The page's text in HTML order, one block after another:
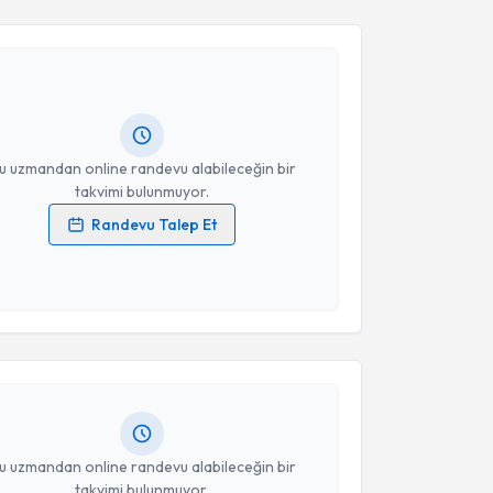
uzmandan online randevu alabileceğin bir
takvimi bulunmuyor.
Randevu Talep Et
Uslu
verilerimin işlenmesine ilişkinAydınlatma Metni
Takvim Talebini Gönder
uzmandan online randevu alabileceğin bir